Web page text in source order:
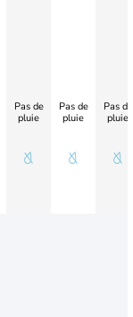
Pas de
pluie
Pas de
pluie
Pas de
pluie